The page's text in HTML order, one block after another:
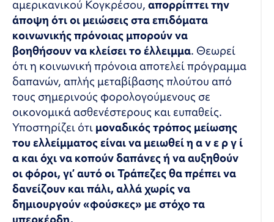
αμερικανικού Κογκρέσου, απορρίπτει την
άποψη ότι οι μειώσεις στα επιδόματα
κοινωνικής πρόνοιας μπορούν να
βοηθήσουν να κλείσει το έλλειμμα. Θεωρεί
ότι η κοινωνική πρόνοια αποτελεί πρόγραμμα
δαπανών, απλής μεταβίβασης πλούτου από
τους σημερινούς φορολογούμενους σε
οικονομικά ασθενέστερους και ευπαθείς.
Υποστηρίζει ότι μοναδικός τρόπος μείωσης
του ελλείμματος είναι να μειωθεί η α ν ε ρ γ ί
α και όχι να κοπούν δαπάνες ή να αυξηθούν
οι φόροι, γι’ αυτό οι Τράπεζες θα πρέπει να
δανείζουν και πάλι, αλλά χωρίς να
δημιουργούν «φούσκες» με στόχο τα
υπερκέρδη.